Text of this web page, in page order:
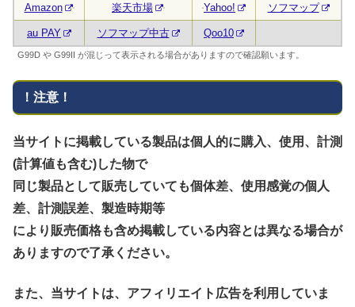
Amazon 楽天市場 Yahoo! ソフマップ
au PAY ソフマップ中古 Qoo10
G99D や G99II が混じって表示される場合がありますので確認願います。
！注意！
当サイトに掲載している製品は個人的に購入、使用、計測
(計算値も含む)した物で
同じ製品として販売していても個体差、使用感覚の個人
差、計測誤差、製造時期等
により販売価格も含め掲載している内容とは異なる場合が
ありますので了承ください。
また、当サイトは、アフィリエイト広告を利用していま